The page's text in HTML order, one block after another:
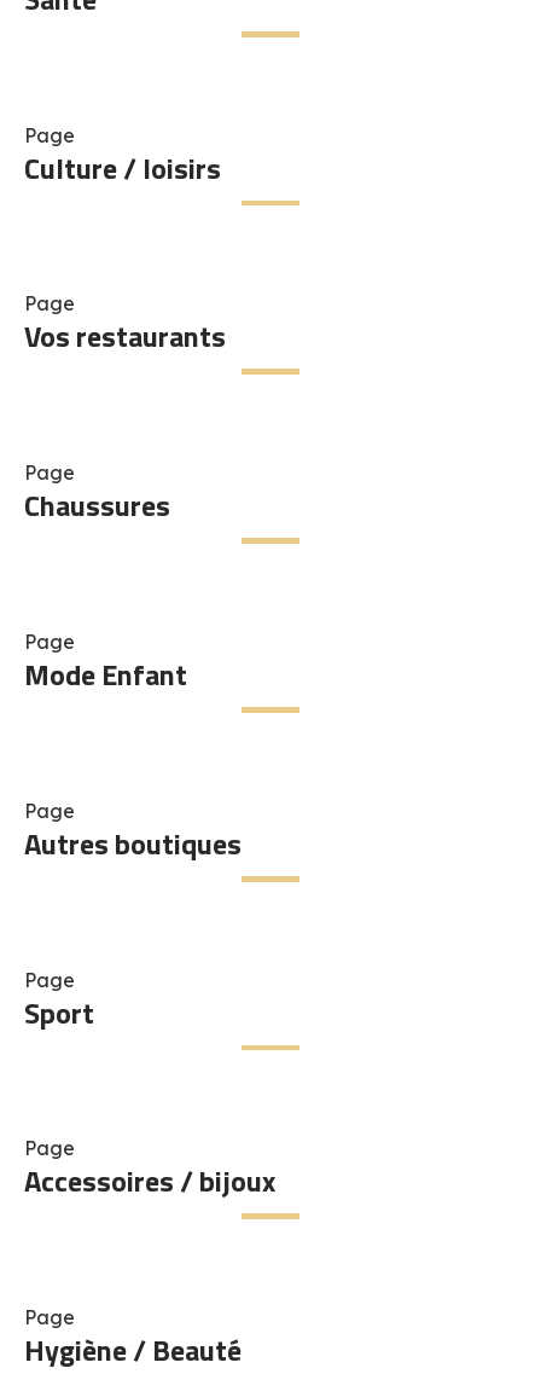
Page
Culture / loisirs
Page
Vos restaurants
Page
Chaussures
Page
Mode Enfant
Page
Autres boutiques
Page
Sport
Page
Accessoires / bijoux
Page
Hygiène / Beauté